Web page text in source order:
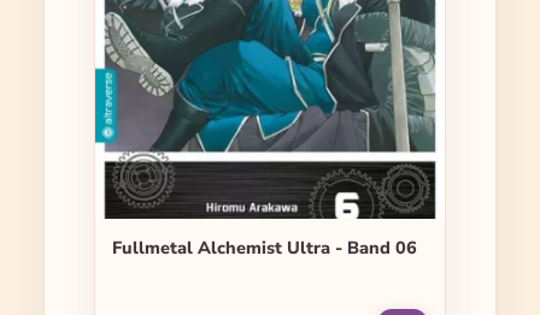
Fullmetal Alchemist Ultra - Band 06